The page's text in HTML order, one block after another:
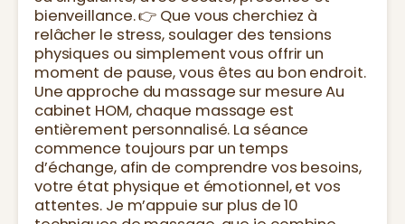
bienveillance. 👉 Que vous cherchiez à
relâcher le stress, soulager des tensions
physiques ou simplement vous offrir un
moment de pause, vous êtes au bon endroit.
Une approche du massage sur mesure Au
cabinet HOM, chaque massage est
entièrement personnalisé. La séance
commence toujours par un temps
d’échange, afin de comprendre vos besoins,
votre état physique et émotionnel, et vos
attentes. Je m’appuie sur plus de 10